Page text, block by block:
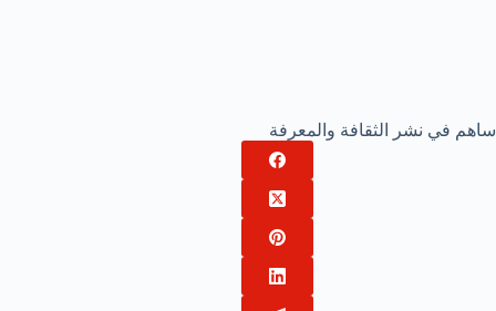
ساهم في نشر الثقافة والمعرفة